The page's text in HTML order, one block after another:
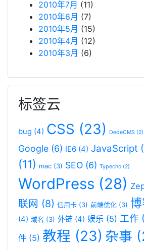
2010年7月 (11)
2010年6月 (7)
2010年5月 (15)
2010年4月 (12)
2010年3月 (6)
标签云
bug (4) CSS (23) DedeCMS (2)
Google (6) IE6 (4) JavaScript
(11) mac (3) SEO (6) Typecho (2)
WordPress (28)
联网 (8) 信用卡 (3) 前端优化 (3)
(4) 域名 (3) 外链 (4) 娱乐 (5) 工作
件 (5) 教程 (23) 杂事